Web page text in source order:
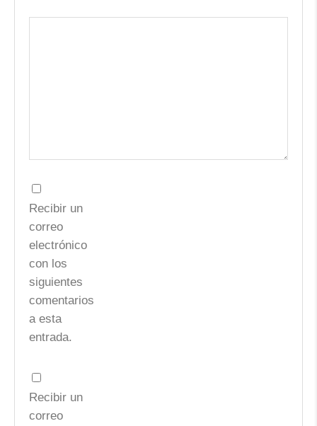
Recibir un
correo
electrónico
con los
siguientes
comentarios
a esta
entrada.
Recibir un
correo